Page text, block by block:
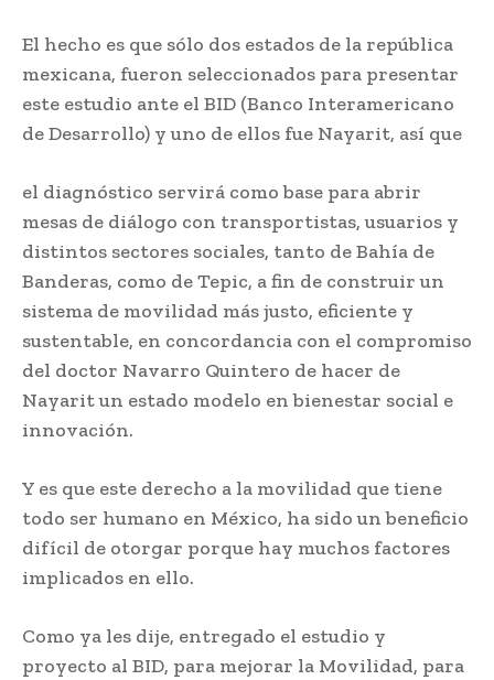
El hecho es que sólo dos estados de la república
mexicana, fueron seleccionados para presentar
este estudio ante el BID (Banco Interamericano
de Desarrollo) y uno de ellos fue Nayarit, así que
el diagnóstico servirá como base para abrir
mesas de diálogo con transportistas, usuarios y
distintos sectores sociales, tanto de Bahía de
Banderas, como de Tepic, a fin de construir un
sistema de movilidad más justo, eficiente y
sustentable, en concordancia con el compromiso
del doctor Navarro Quintero de hacer de
Nayarit un estado modelo en bienestar social e
innovación.
Y es que este derecho a la movilidad que tiene
todo ser humano en México, ha sido un beneficio
difícil de otorgar porque hay muchos factores
implicados en ello.
Como ya les dije, entregado el estudio y
proyecto al BID, para mejorar la Movilidad, para